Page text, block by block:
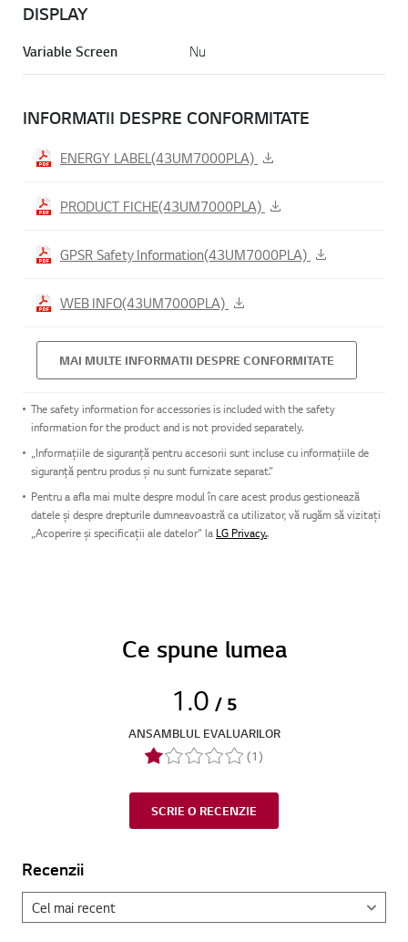
DISPLAY
Variable Screen Nu
INFORMATII DESPRE CONFORMITATE
ENERGY LABEL(43UM7000PLA)
PRODUCT FICHE(43UM7000PLA)
GPSR Safety Information(43UM7000PLA)
WEB INFO(43UM7000PLA)
MAI MULTE INFORMATII DESPRE CONFORMITATE
The safety information for accessories is included with the safety
information for the product and is not provided separately.
„Informațiile de siguranță pentru accesorii sunt incluse cu informațiile de
siguranță pentru produs și nu sunt furnizate separat.”
Pentru a afla mai multe despre modul în care acest produs gestionează
datele și despre drepturile dumneavoastră ca utilizator, vă rugăm să vizitați
„Acoperire și specificații ale datelor” la LG Privacy..
Ce spune lumea
1.0 / 5
ANSAMBLUL EVALUARILOR
(1)
SCRIE O RECENZIE
Recenzii